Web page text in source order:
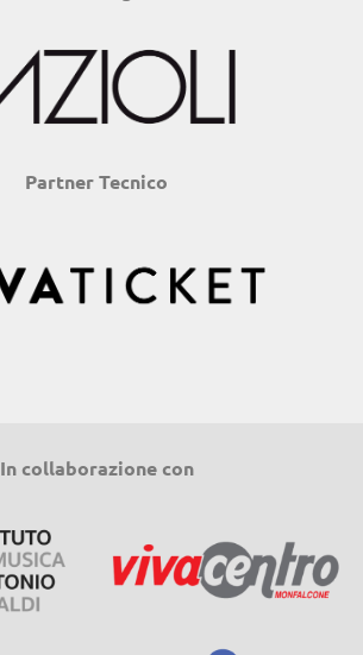
Partner Tecnico
In collaborazione con